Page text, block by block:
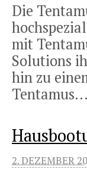
Die
mit
Solutions
hin zu
Tentamus...
2. DEZEMBER